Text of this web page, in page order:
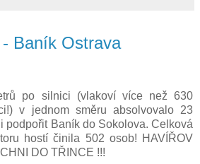
Baník Ostrava
po silnici (vlakoví více než 630
v jednom směru absolvovalo 23
podpořit Baník do Sokolova. Celková
hostí činila 502 osob! HAVÍŘOV
DO TŘINCE !!!